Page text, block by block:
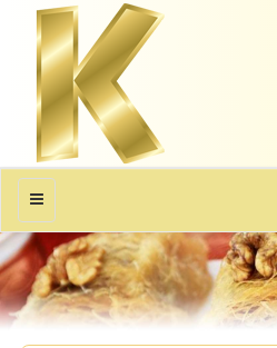
منو